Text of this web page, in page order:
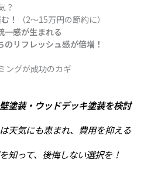
？
！
（2〜15万円の節約に）
一感が生まれる
のリフレッシュ感が倍増！
ングが成功のカギ
塗装・ウッドデッキ塗装を検討
天気にも恵まれ、費用を抑える
知って、後悔しない選択を！